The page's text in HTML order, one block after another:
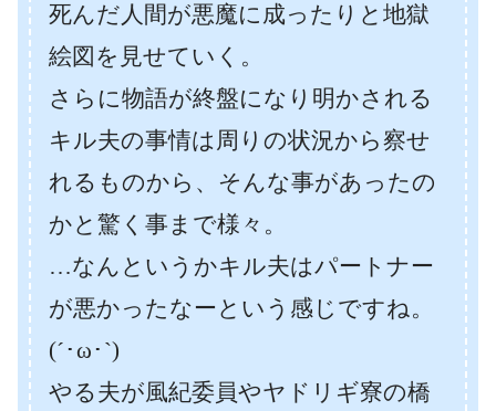
死んだ人間が悪魔に成ったりと地獄
絵図を見せていく。
さらに物語が終盤になり明かされる
キル夫の事情は周りの状況から察せ
れるものから、そんな事があったの
かと驚く事まで様々。
…なんというかキル夫はパートナー
が悪かったなーという感じですね。
(´･ω･`)
やる夫が風紀委員やヤドリギ寮の橋